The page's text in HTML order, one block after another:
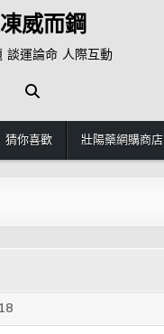
威而鋼
談運論命 人際互動
猜你喜歡 壯陽藥網購商店